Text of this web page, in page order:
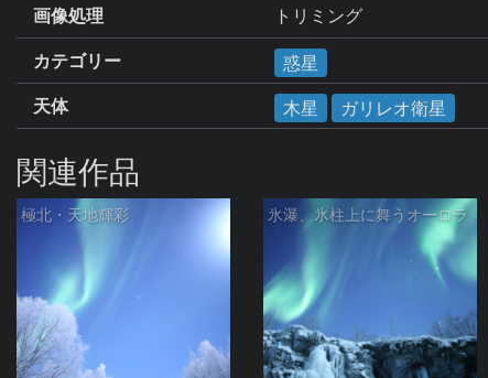
画像処理
トリミング
カテゴリー
惑星
天体
木星 ガリレオ衛星
関連作品
極北・天地輝彩 氷瀑、氷柱上に舞うオーロラ